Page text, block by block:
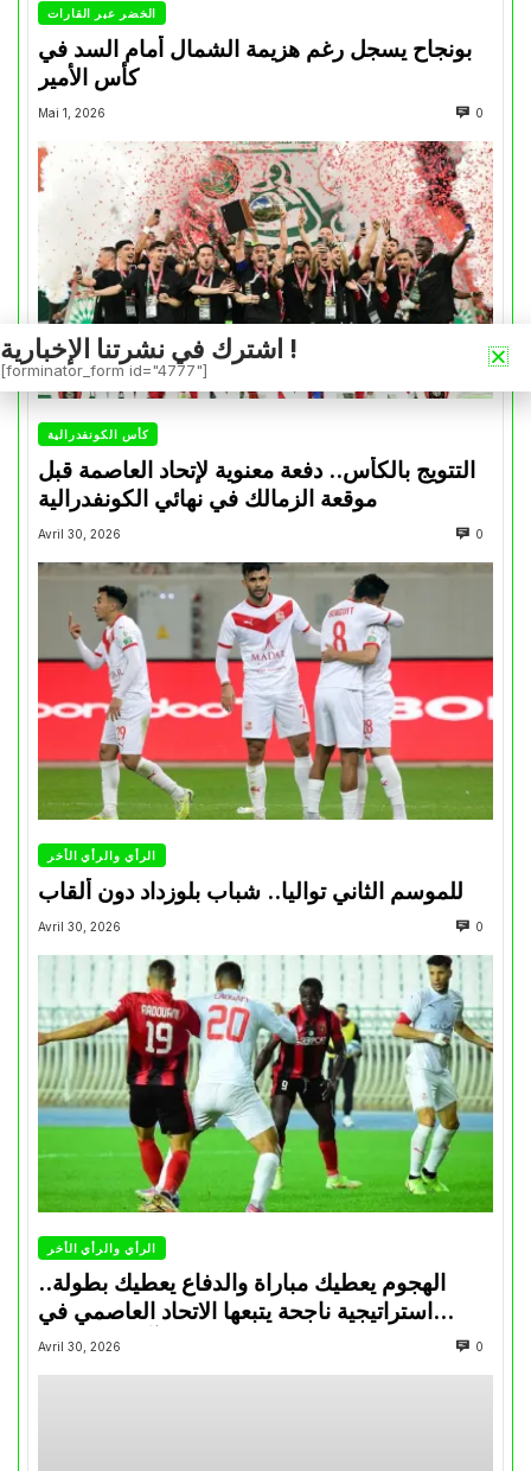
الخضر عبر القارات
بونجاح يسجل رغم هزيمة الشمال أمام السد في
كأس الأمير
Mai 1, 2026 0
كأس الكونفدرالية
التتويج بالكأس.. دفعة معنوية لإتحاد العاصمة قبل
موقعة الزمالك في نهائي الكونفدرالية
Avril 30, 2026 0
الرأي والرأي الأخر
للموسم الثاني تواليا.. شباب بلوزداد دون ألقاب
Avril 30, 2026 0
الرأي والرأي الأخر
الهجوم يعطيك مباراة والدفاع يعطيك بطولة..
استراتيجية ناجحة يتبعها الاتحاد العاصمي في
تتويجاته آخر السنوات
Avril 30, 2026 0
اشترك في نشرتنا الإخبارية !
[forminator_form id="4777"]